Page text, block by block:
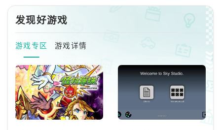
外，Valve还简化了流程，支持
跨区域赠送和共享愿望单，以便
长期筛选选择。就此而言，我们
低时，购买意愿会明显下降。显
示除了游戏本身的品质之外，St
eam商店页面上显示的「评分状
量的关键因素之一。Steam平台
允许玩家在购买游戏后撰写评
论。累积达10则以上评价时，根
据好评率于商店页面显示对应的
评价。好评率达70%显示为绿色
的「非常
发现好游戏
游戏专区 游戏详情